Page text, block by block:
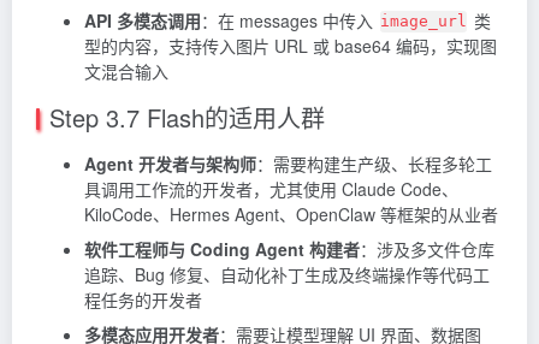
API 多模态调用：在 messages 中传入 image_url 类
型的内容，支持传入图片 URL 或 base64 编码，实现图
文混合输入
Step 3.7 Flash的适用人群
Agent 开发者与架构师：需要构建生产级、长程多轮工
具调用工作流的开发者，尤其使用 Claude Code、
KiloCode、Hermes Agent、OpenClaw 等框架的从业者
软件工程师与 Coding Agent 构建者：涉及多文件仓库
追踪、Bug 修复、自动化补丁生成及终端操作等代码工
程任务的开发者
多模态应用开发者：需要让模型理解 UI 界面、数据图